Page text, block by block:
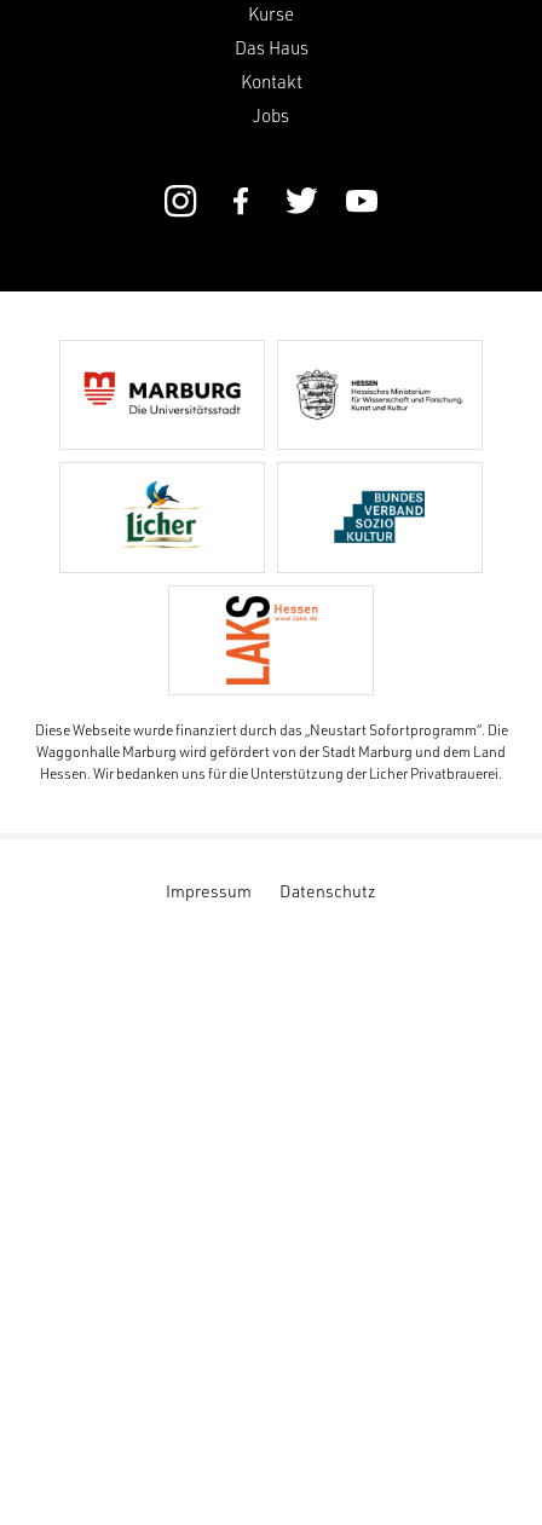
Kurse
Das Haus
Kontakt
Jobs
Diese Webseite wurde finanziert durch das „Neustart Sofortprogramm“. Die
Waggonhalle Marburg wird gefördert von der Stadt Marburg und dem Land
Hessen. Wir bedanken uns für die Unterstützung der Licher Privatbrauerei.
Impressum Datenschutz